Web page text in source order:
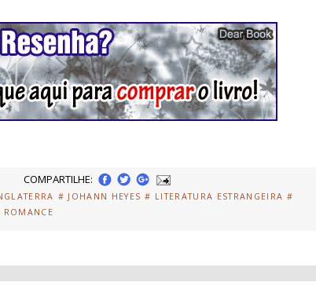
COMPARTILHE:
# JOHANN HEYES # LITERATURA ESTRANGEIRA #
ROMANCE